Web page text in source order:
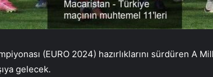
(EURO 2024) hazırlıklarını sürdüren A
gelecek.